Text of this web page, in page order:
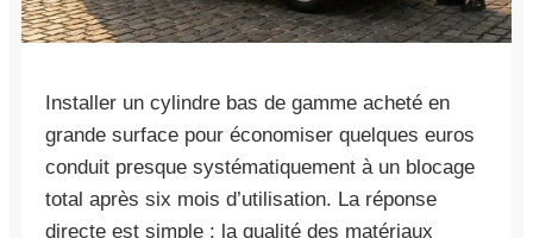
Installer un cylindre bas de gamme acheté en
grande surface pour économiser quelques euros
conduit presque systématiquement à un blocage
total après six mois d’utilisation. La réponse
directe est simple : la qualité des matériaux